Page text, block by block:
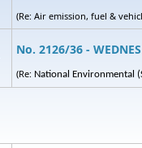
(Re: Air emission, fuel &
No. 2126/36 -
(Re: National Environmental (